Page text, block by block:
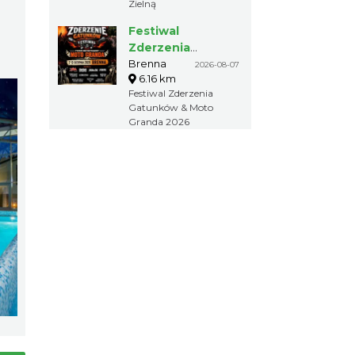
Zielną
Festiwal
Zderzenia
Gatunków & Moto
Granda 2026
Brenna 2026-08-07
6.16 km
Festiwal Zderzenia
Gatunków & Moto
Granda 2026